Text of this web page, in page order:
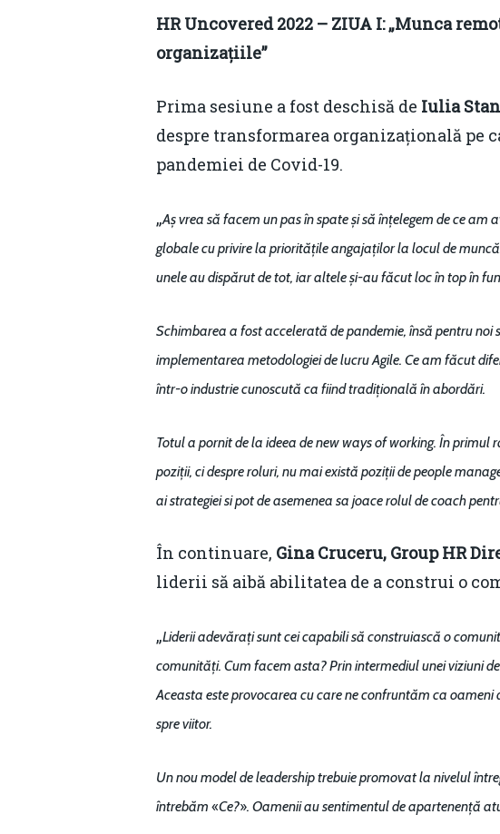
HR Uncovered 2022 – ZIUA I: „Munca
organizațiile”
Prima sesiune a fost deschisă de Iulia
despre transformarea organizațională pe
pandemiei de Covid-19.
„Aș vrea să facem un pas în spate și să înțelegem de ce
globale cu privire la prioritățile angajaților la locul de
unele au dispărut de tot, iar altele și-au făcut loc în top în
Schimbarea a fost accelerată de pandemie, însă pentru
implementarea metodologiei de lucru Agile. Ce am făcut
într-o industrie cunoscută ca fiind tradițională în abordări.
Totul a pornit de la ideea de new ways of working. În
poziții, ci despre roluri, nu mai există poziții de people
ai strategiei si pot de asemenea sa joace rolul de coach
În continuare, Gina Cruceru, Group HR
liderii să aibă abilitatea de a construi o
„Liderii adevărați sunt cei capabili să construiască o
comunități. Cum facem asta? Prin intermediul unei viziuni
Aceasta este provocarea cu care ne confruntăm ca
spre viitor.
Un nou model de leadership trebuie promovat la nivelul
întrebăm «Ce?». Oamenii au sentimentul de apartenență